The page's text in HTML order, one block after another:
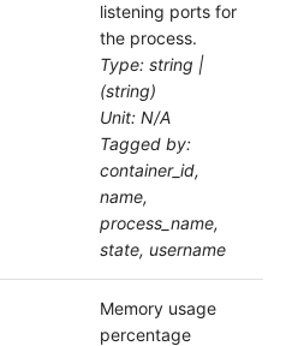
listening ports for
the process.
Type: string |
(string)
Unit: N/A
Tagged by:
container_id,
name,
process_name,
state, username
Memory usage
percentage